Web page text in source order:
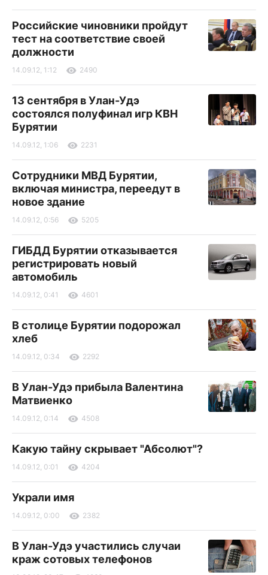
Российские чиновники пройдут
тест на соответствие своей
должности
14.09.12, 1:12 2490
13 сентября в Улан-Удэ
состоялся полуфинал игр КВН
Бурятии
14.09.12, 1:06 2231
Сотрудники МВД Бурятии,
включая министра, переедут в
новое здание
14.09.12, 0:56 5205
ГИБДД Бурятии отказывается
регистрировать новый
автомобиль
14.09.12, 0:41 4601
В столице Бурятии подорожал
хлеб
14.09.12, 0:34 2292
В Улан-Удэ прибыла Валентина
Матвиенко
14.09.12, 0:14 4508
Какую тайну скрывает "Абсолют"?
14.09.12, 0:01 4204
Украли имя
14.09.12, 0:00 2382
В Улан-Удэ участились случаи
краж сотовых телефонов